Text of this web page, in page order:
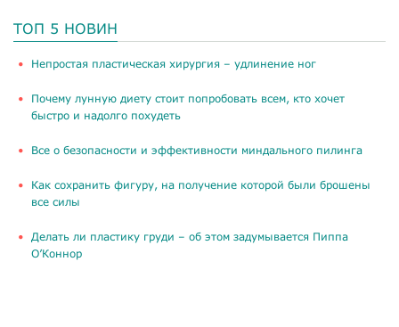
ТОП 5 НОВИН
​Непростая пластическая хирургия – удлинение ног
Почему лунную диету стоит попробовать всем, кто хочет
быстро и надолго похудеть
Все о безопасности и эффективности миндального пилинга
Как сохранить фигуру, на получение которой были брошены
все силы
Делать ли пластику груди – об этом задумывается Пиппа
О’Коннор